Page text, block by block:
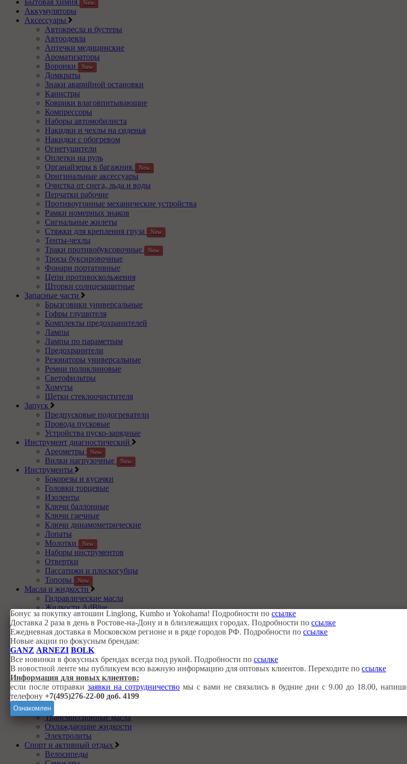
Бытовая химия
New
Аккумуляторы
Аксессуары
Автокресла и бустеры
Автоодеяла
Аптечки медицинские
Ароматизаторы
Воронки
New
Домкраты
Знаки аварийной остановки
Канистры
Коврики влаговпитывающие
Компрессоры
Наборы автомобилиста
Накидки и чехлы на сиденья
Накидки с обогревом
Огнетушители
Оплетки на руль
Органайзеры в багажник
New
Оригинальные аксессуары
Очистка от снега, льда и воды
Перчатки рабочие
Противоугонные механические устройства
Рамки номерных знаков
Сигнальные жилеты
Стяжки для крепления груза
New
Тенты-чехлы
Траки противобуксовочные
New
Тросы буксировочные
Фонари портативные
Цепи противоскольжения
Шторки солнцезащитные
Запасные части
Брызговики универсальные
Гофры глушителя
Комплекты предохранителей
Лампы
Лампы по параметрам
Предохранители
Резонаторы универсальные
Ремни поликлиновые
Светофильтры
Хомуты
Щетки стеклоочистителя
Запуск
Предпусковые подогреватели
Провода пусковые
Устройства пуско-зарядные
Инструмент диагностический
Ареометры
New
Вилки нагрузочные New
Инструменты
Бокорезы и кусачки
Головки торцевые
Изоленты
Ключи баллонные
Ключи гаечные
Ключи динамометрические
Лопаты
Молотки
New
Наборы инструментов
Отвертки
Пассатижи и плоскогубцы
Топоры
New
Масла и жидкости
Гидравлические масла
Жидкости AdBlue
Жидкости амортизаторные New
Жидкости стеклоомывателя
Индустриальные редукторные масла
Компрессорные масла
Масла для мотоциклов и лодок
Моторные масла
Присадки в масла
Присадки в систему охлаждения
Промывочные масла
Топливные присадки
Тормозные жидкости
Трансмиссионные масла
Охлаждающие жидкости
Электролиты
Спорт и активный отдых
Велосипеды
Бонус за покупку автошин Linglong, Kumho и Yokohama! Подробности по ссылке
Доставка 2 раза в день в Ростове-на-Дону и в близлежащих городах. Подробности по ссылке
Ежедневная доставка в Московском регионе и в ряде городов РФ. Подробности по ссылке
Новые акции по фокусным брендам:
GANZ ARNEZI BOLK
Все новинки в фокусных брендах всегда под рукой. Подробности по ссылке
В новостной ленте мы публикуем всю важную информацию для оптовых клиентов. Переходите по ссылке
Информация для новых клиентов:
если после отправки заявки на сотрудничество мы с вами не связались в будние дни с 9.00 до 18.00,
телефону +7(495)276-22-00 доб. 4199
Ознакомлен